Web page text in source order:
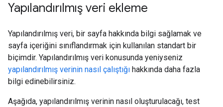
Yapılandırılmış veri ekleme
Yapılandırılmış veri, bir sayfa hakkında bilgi sağlamak ve
sayfa içeriğini sınıflandırmak için kullanılan standart bir
biçimdir. Yapılandırılmış veri konusunda yeniyseniz
yapılandırılmış verinin nasıl çalıştığı hakkında daha fazla
bilgi edinebilirsiniz.
Aşağıda, yapılandırılmış verinin nasıl oluşturulacağı, test